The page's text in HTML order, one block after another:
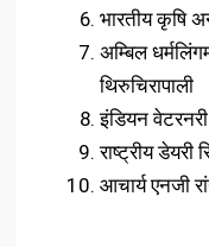
भारतीय कृषि
अम्बिल
थिरुचिरापाली
इंडियन
राष्ट्रीय
आचार्य एनजी